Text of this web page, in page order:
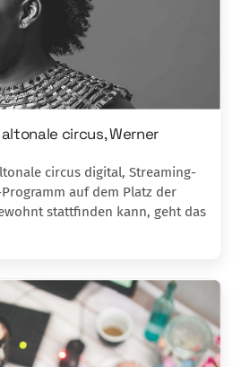
circus, Werner
circus digital, Streaming-
auf dem Platz der
stattfinden kann, geht das